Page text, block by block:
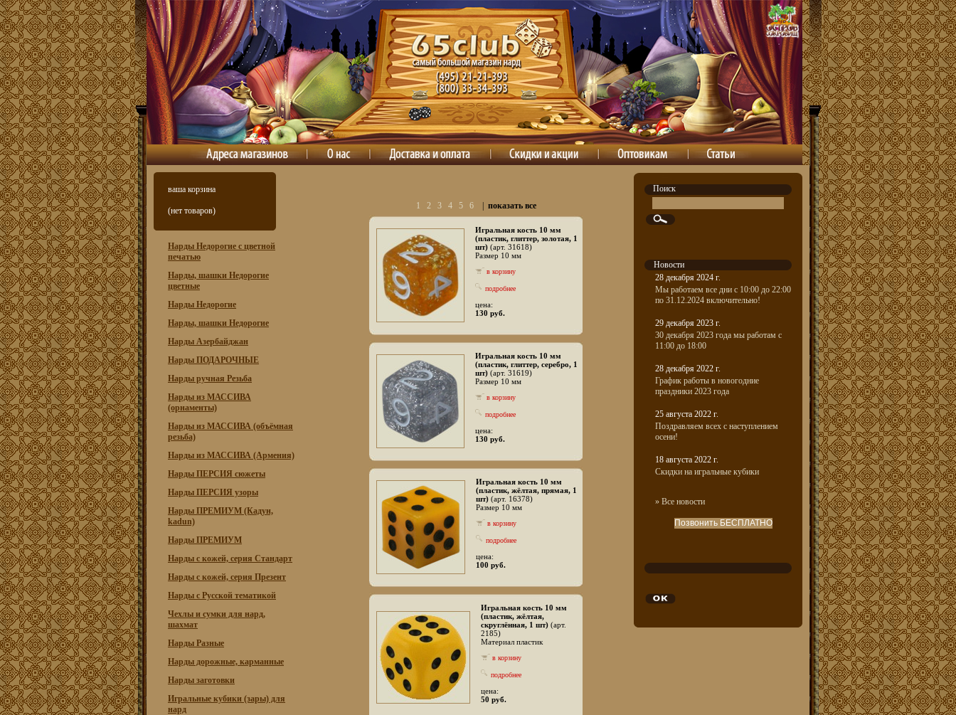
ваша корзина
(нет товаров)
Нарды Недорогие с цветной
печатью
Нарды, шашки Недорогие
цветные
Нарды Недорогие
Нарды, шашки Недорогие
Нарды Азербайджан
Нарды ПОДАРОЧНЫЕ
Нарды ручная Резьба
Нарды из МАССИВА
(орнаменты)
Нарды из МАССИВА (объёмная
резьба)
Нарды из МАССИВА (Армения)
Нарды ПЕРСИЯ сюжеты
Нарды ПЕРСИЯ узоры
Нарды ПРЕМИУМ (Кадун,
kadun)
Нарды ПРЕМИУМ
Нарды с кожей, серия Стандарт
Нарды с кожей, серия Презент
Нарды с Русской тематикой
Чехлы и сумки для нард,
шахмат
Нарды Разные
Нарды дорожные, карманные
Нарды заготовки
Игральные кубики (зары) для
нард
1 2 3 4 5 6| показать все
Игральная кость 10 мм
(пластик, глиттер, золотая, 1
шт) (арт. 31618)
Размер 10 мм
в корзину
подробнее
цена:
130 руб.
Игральная кость 10 мм
(пластик, глиттер, серебро, 1
шт) (арт. 31619)
Размер 10 мм
в корзину
подробнее
цена:
130 руб.
Игральная кость 10 мм
(пластик, жёлтая, прямая, 1
шт) (арт. 16378)
Размер 10 мм
в корзину
подробнее
цена:
100 руб.
Игральная кость 10 мм
(пластик, жёлтая,
скруглённая, 1 шт) (арт.
2185)
Материал пластик
в корзину
подробнее
цена:
50 руб.
Поиск
Новости
28 декабря 2024 г.
Мы работаем все дни с 10:00 до 22:00
по 31.12.2024 включительно!
29 декабря 2023 г.
30 декабря 2023 года мы работам с
11:00 до 18:00
28 декабря 2022 г.
График работы в новогодние
праздники 2023 года
25 августа 2022 г.
Поздравляем всех с наступлением
осени!
18 августа 2022 г.
Скидки на игральные кубики
» Все новости
Позвонить БЕСПЛАТНО